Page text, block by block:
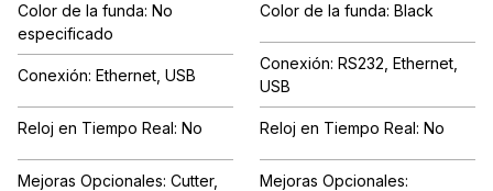
Color de la funda: No
especificado
Conexión: Ethernet, USB
Reloj en Tiempo Real: No
Mejoras Opcionales: Cutter,
Color de la funda: Black
Conexión: RS232, Ethernet,
USB
Reloj en Tiempo Real: No
Mejoras Opcionales: